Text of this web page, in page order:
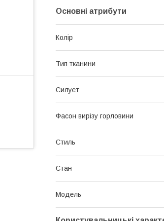
Основні атрибути
Колір
Тип тканини
Силует
Фасон вирізу горловини
Стиль
Стан
Модель